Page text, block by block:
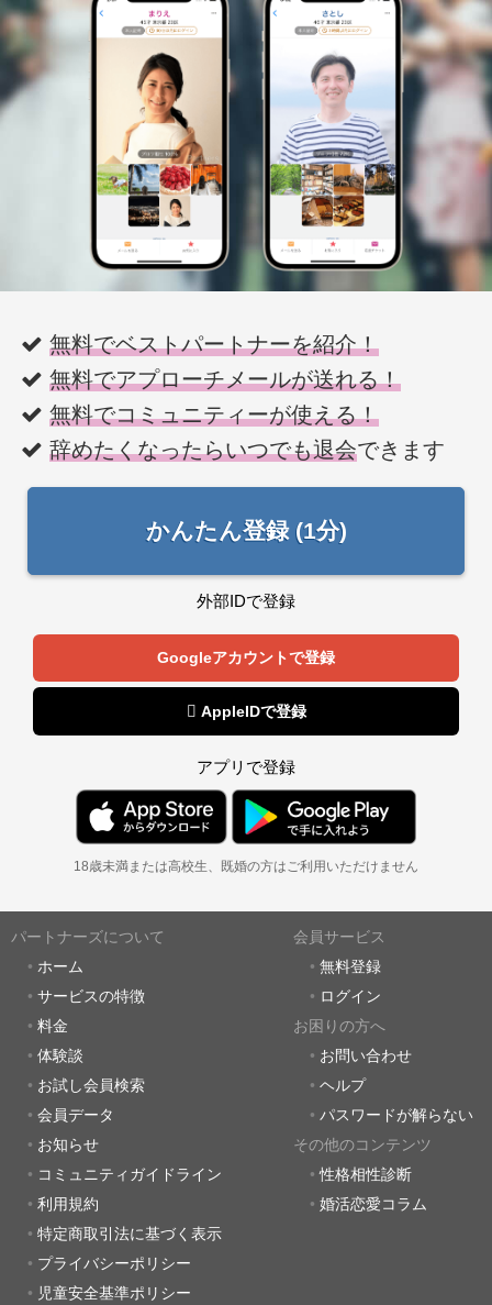
無料でベストパートナーを紹介！
無料でアプローチメールが送れる！
無料でコミュニティーが使える！
辞めたくなったらいつでも退会できます
かんたん登録 (1分)
外部IDで登録
Googleアカウントで登録
 AppleIDで登録
アプリで登録
18歳未満または高校生、既婚の方はご利用いただけません
パートナーズについて
ホーム
サービスの特徴
料金
体験談
お試し会員検索
会員データ
お知らせ
コミュニティガイドライン
利用規約
特定商取引法に基づく表示
プライバシーポリシー
児童安全基準ポリシー
会員サービス
無料登録
ログイン
お困りの方へ
お問い合わせ
ヘルプ
パスワードが解らない
その他のコンテンツ
性格相性診断
婚活恋愛コラム